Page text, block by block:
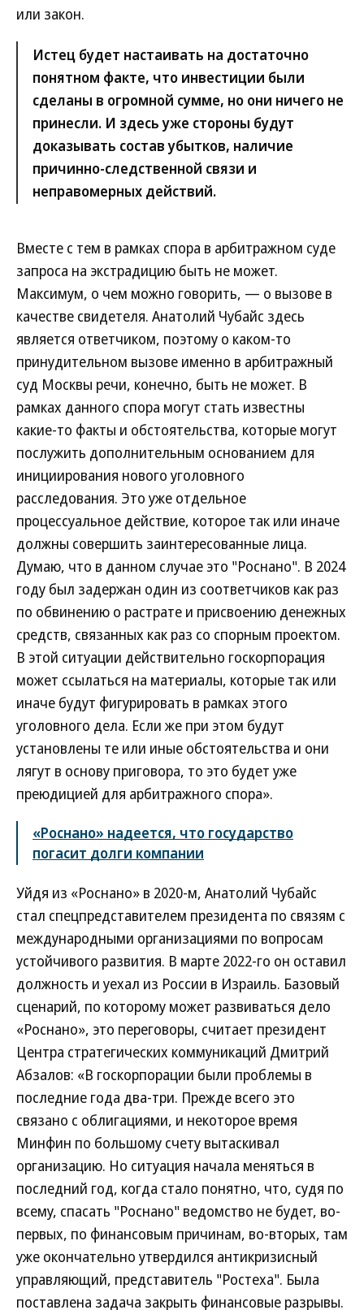
или закон.
Истец будет настаивать на достаточно
понятном факте, что инвестиции были
сделаны в огромной сумме, но они ничего не
принесли. И здесь уже стороны будут
доказывать состав убытков, наличие
причинно-следственной связи и
неправомерных действий.
Вместе с тем в рамках спора в арбитражном суде
запроса на экстрадицию быть не может.
Максимум, о чем можно говорить, — о вызове в
качестве свидетеля. Анатолий Чубайс здесь
является ответчиком, поэтому о каком-то
принудительном вызове именно в арбитражный
суд Москвы речи, конечно, быть не может. В
рамках данного спора могут стать известны
какие-то факты и обстоятельства, которые могут
послужить дополнительным основанием для
инициирования нового уголовного
расследования. Это уже отдельное
процессуальное действие, которое так или иначе
должны совершить заинтересованные лица.
Думаю, что в данном случае это "Роснано". В 2024
году был задержан один из соответчиков как раз
по обвинению о растрате и присвоению денежных
средств, связанных как раз со спорным проектом.
В этой ситуации действительно госкорпорация
может ссылаться на материалы, которые так или
иначе будут фигурировать в рамках этого
уголовного дела. Если же при этом будут
установлены те или иные обстоятельства и они
лягут в основу приговора, то это будет уже
преюдицией для арбитражного спора».
«Роснано» надеется, что государство
погасит долги компании
Уйдя из «Роснано» в 2020-м, Анатолий Чубайс
стал спецпредставителем президента по связям с
международными организациями по вопросам
устойчивого развития. В марте 2022-го он оставил
должность и уехал из России в Израиль. Базовый
сценарий, по которому может развиваться дело
«Роснано», это переговоры, считает президент
Центра стратегических коммуникаций Дмитрий
Абзалов: «В госкорпорации были проблемы в
последние года два-три. Прежде всего это
связано с облигациями, и некоторое время
Минфин по большому счету вытаскивал
организацию. Но ситуация начала меняться в
последний год, когда стало понятно, что, судя по
всему, спасать "Роснано" ведомство не будет, во-
первых, по финансовым причинам, во-вторых, там
уже окончательно утвердился антикризисный
управляющий, представитель "Ростеха". Была
поставлена задача закрыть финансовые разрывы.